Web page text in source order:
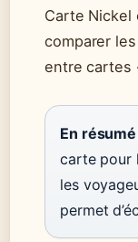
Carte Nickel
comparer
entre cartes
En résumé
carte pour
les
permet